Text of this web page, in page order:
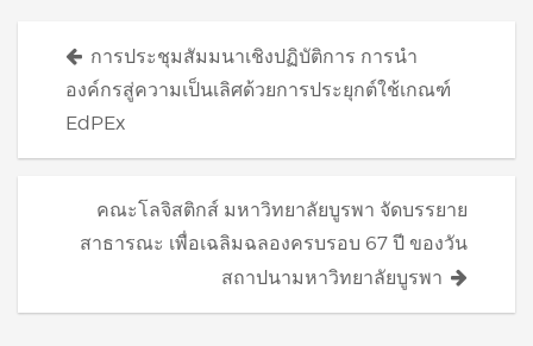
Posts
navigation
การประชุมสัมมนาเชิงปฏิบัติการ การนำ
องค์กรสู่ความเป็นเลิศด้วยการประยุกต์ใช้เกณฑ์
EdPEx
คณะโลจิสติกส์ มหาวิทยาลัยบูรพา จัดบรรยาย
สาธารณะ เพื่อเฉลิมฉลองครบรอบ 67 ปี ของวัน
สถาปนามหาวิทยาลัยบูรพา